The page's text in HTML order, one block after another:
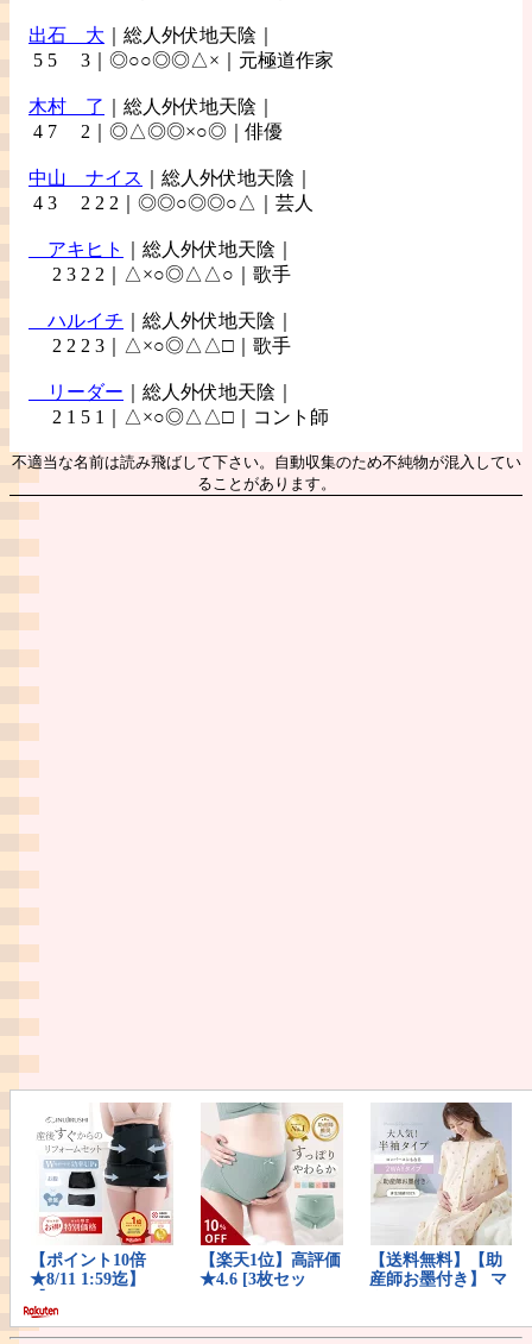
出石 大 ｜総人外伏地天陰｜
5 5 3｜◎○○◎◎△×｜元極道作家
木村 了
｜総人外伏地天陰｜
4 7 2｜◎△◎◎×○◎｜俳優
中山 ナイス
｜総人外伏地天陰｜
4 3 2 2 2｜◎◎○◎◎○△｜芸人
アキヒト
｜総人外伏地天陰｜
2 3 2 2｜△×○◎△△○｜歌手
ハルイチ ｜総人外伏地天陰｜
2 2 2 3｜△×○◎△△□｜歌手
リーダー ｜総人外伏地天陰｜
2 1 5 1｜△×○◎△△□｜コント師
不適当な名前は読み飛ばして下さい。自動収集のため不純物が混入してい
ることがあります。